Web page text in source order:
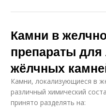
Камни в
препараты
жёлчных
Камни, локализующиеся в
различный химический
принято разделять на: